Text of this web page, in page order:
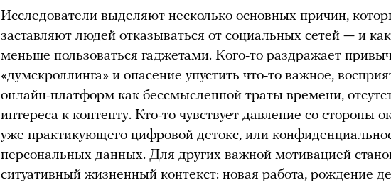
Исследователи выделяют несколько основных причин,
заставляют людей отказываться от социальных сетей — и
меньше пользоваться гаджетами. Кого-то раздражает
«думскроллинга» и опасение упустить что-то важное,
онлайн-платформ как бессмысленной траты времени,
интереса к контенту. Кто-то чувствует давление со стороны
уже практикующего цифровой детокс, или
персональных данных. Для других важной мотивацией
ситуативный жизненный контекст: новая работа, рождение